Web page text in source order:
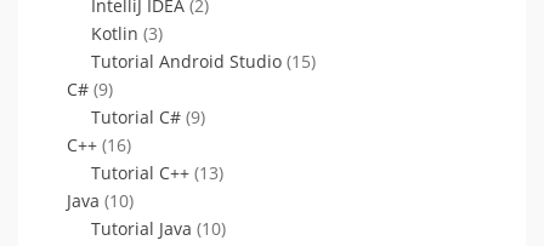
IntelliJ IDEA (2)
Kotlin (3)
Tutorial Android Studio (15)
C# (9)
Tutorial C# (9)
C++ (16)
Tutorial C++ (13)
Java (10)
Tutorial Java (10)